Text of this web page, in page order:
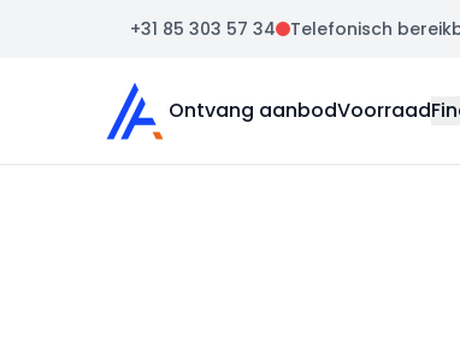
+31 85 303 57 34 Telefonisch
Auto Atlas
Ontvang aanbodVoorraad